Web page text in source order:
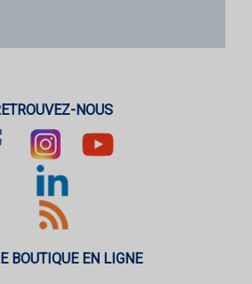
NOUS
BOUTIQUE EN LIGNE